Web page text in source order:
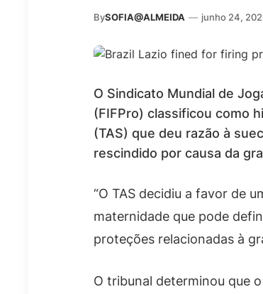
BySOFIA@ALMEIDA — junho 24,
O Sindicato Mundial de
(FIFPro) classificou como
(TAS) que deu razão à
rescindido por causa da
“O TAS decidiu a favor de
maternidade que pode
proteções relacionadas à
O tribunal determinou que